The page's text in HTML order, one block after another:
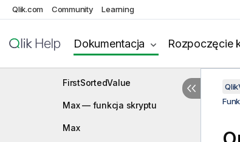
Qlik.com Community Learning
Dokumentacja Rozpoczęcie
Funkcje agregacji
FirstSortedValue — funkcja
FirstSortedValue
Max — funkcja skryptu
Max